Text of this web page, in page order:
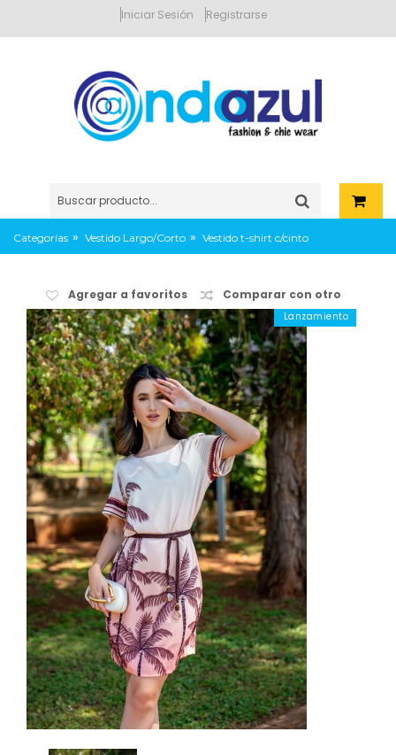
Iniciar Sesión Registrarse
Categorías » Vestido Largo/Corto » Vestido t-shirt c/cinto
Agregar a favoritos Comparar con otro
Lanzamiento